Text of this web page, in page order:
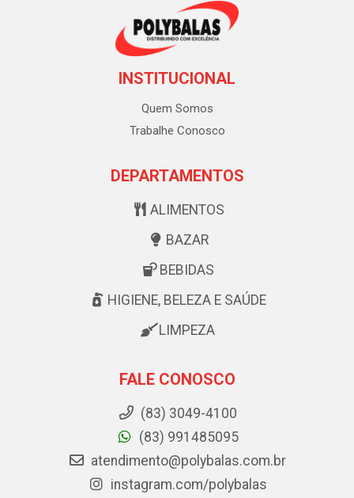
INSTITUCIONAL
Quem Somos
Trabalhe Conosco
DEPARTAMENTOS
ALIMENTOS
BAZAR
BEBIDAS
HIGIENE, BELEZA E SAÚDE
LIMPEZA
FALE CONOSCO
(83) 3049-4100
(83) 991485095
atendimento@polybalas.com.br
instagram.com/polybalas